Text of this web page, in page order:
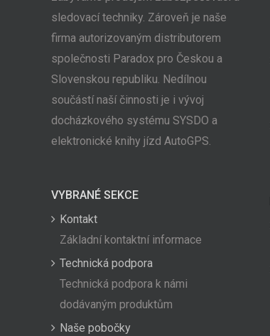
sledovací techniky. Zároveň je naše
firma autorizovaným distributorem
společnosti Paradox pro Českou a
Slovenskou republiku. Nedílnou
součástí naší činnosti je i vývoj
docházkového systému SYSDO a
elektronické knihy jízd AutoGPS.
VYBRANÉ SEKCE
Kontakt
Základní kontaktní informace
Technická podpora
Technická podpora k námi
dodávaným produktům
Naše pobočky